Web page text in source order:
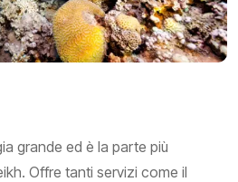
grande ed è la parte più
Offre tanti servizi come il